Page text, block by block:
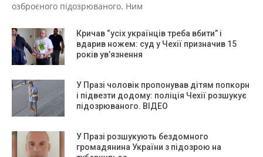
озброєного підозрюваного. Ним
Кричав “усіх українців треба вбити” і
вдарив ножем: суд у Чехії призначив 15
років ув’язнення
У Празі чоловік пропонував дітям попкорн
і підвезти додому: поліція Чехії розшукує
підозрюваного. ВІДЕО
У Празі розшукують бездомного
громадянина України з підозрою на